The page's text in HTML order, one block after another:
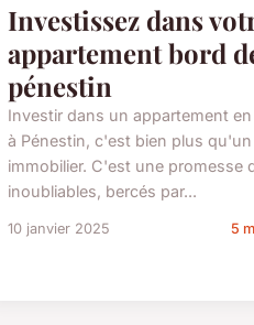
Investissez dans
appartement bord
pénestin
Investir dans un appartement
à Pénestin, c'est bien plus
immobilier. C'est une promesse
inoubliables, bercés par...
10 janvier 2025 5